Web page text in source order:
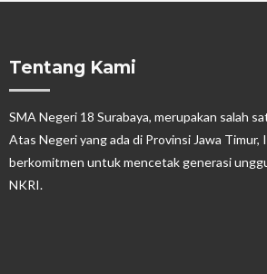
Tentang Kami
SMA Negeri 18 Surabaya, merupakan salah
Atas Negeri yang ada di Provinsi Jawa Timur,
berkomitmen untuk mencetak generasi
NKRI.